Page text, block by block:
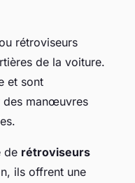
rétroviseurs
de la voiture.
et sont
des manœuvres
de rétroviseurs
ils offrent une